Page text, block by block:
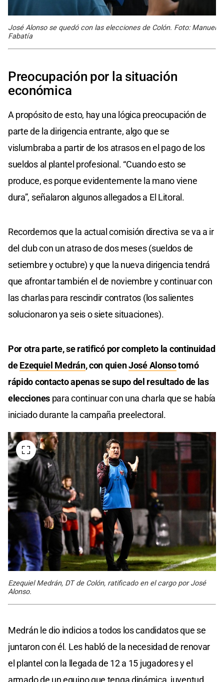
José Alonso se quedó con las elecciones de Colón. Foto: Manuel
Fabatía
Preocupación por la situación
económica
A propósito de esto, hay una lógica preocupación de
parte de la dirigencia entrante, algo que se
vislumbraba a partir de los atrasos en el pago de los
sueldos al plantel profesional. “Cuando esto se
produce, es porque evidentemente la mano viene
dura”, señalaron algunos allegados a El Litoral.
Recordemos que la actual comisión directiva se va a ir
del club con un atraso de dos meses (sueldos de
setiembre y octubre) y que la nueva dirigencia tendrá
que afrontar también el de noviembre y continuar con
las charlas para rescindir contratos (los salientes
solucionaron ya seis o siete situaciones).
Por otra parte, se ratificó por completo la continuidad
deEzequiel Medrán, con quienJosé Alonsotomó
rápido contacto apenas se supo del resultado de las
elecciones para continuar con una charla que se había
iniciado durante la campaña preelectoral.
Ezequiel Medrán, DT de Colón, ratificado en el cargo por José
Alonso.
Medrán le dio indicios a todos los candidatos que se
juntaron con él. Les habló de la necesidad de renovar
el plantel con la llegada de 12 a 15 jugadores y el